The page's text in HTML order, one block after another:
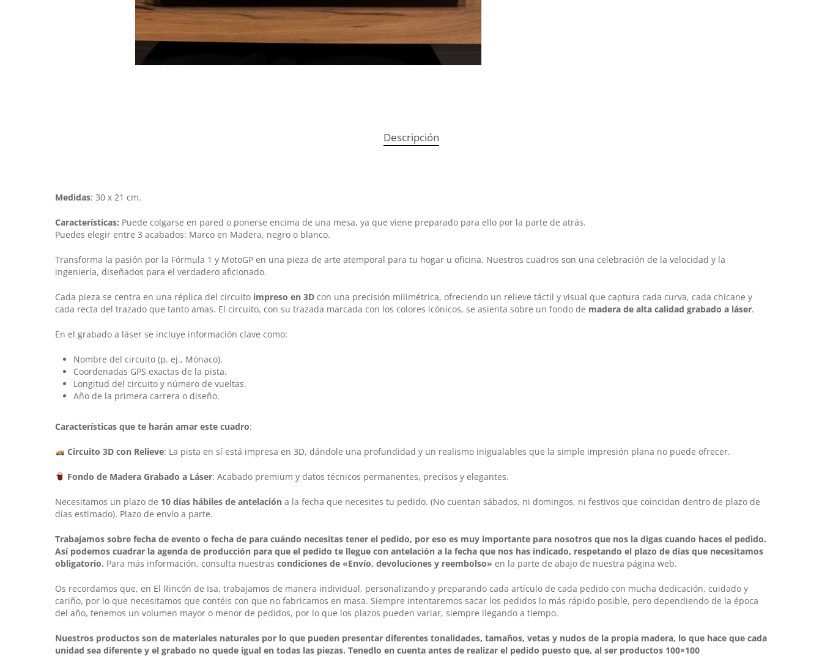
Descripción
Medidas: 30 x 21 cm.
Características: Puede colgarse en pared o ponerse encima de una mesa, ya que viene preparado para ello por la parte de atrás.
Puedes elegir entre 3 acabados: Marco en Madera, negro o blanco.
Transforma la pasión por la Fórmula 1 y MotoGP en una pieza de arte atemporal para tu hogar u oficina. Nuestros cuadros son una celebración de la velocidad y la
ingeniería, diseñados para el verdadero aficionado.
Cada pieza se centra en una réplica del circuito impreso en 3D con una precisión milimétrica, ofreciendo un relieve táctil y visual que captura cada curva, cada chicane y
cada recta del trazado que tanto amas. El circuito, con su trazada marcada con los colores icónicos, se asienta sobre un fondo de madera de alta calidad grabado a láser.
En el grabado a láser se incluye información clave como:
Nombre del circuito (p. ej., Mónaco).
Coordenadas GPS exactas de la pista.
Longitud del circuito y número de vueltas.
Año de la primera carrera o diseño.
Características que te harán amar este cuadro:
Circuito 3D con Relieve: La pista en sí está impresa en 3D, dándole una profundidad y un realismo inigualables que la simple impresión plana no puede ofrecer.
Fondo de Madera Grabado a Láser: Acabado premium y datos técnicos permanentes, precisos y elegantes.
Necesitamos un plazo de 10 días hábiles de antelación a la fecha que necesites tu pedido. (No cuentan sábados, ni domingos, ni festivos que coincidan dentro de plazo de
días estimado). Plazo de envío a parte.
Trabajamos sobre fecha de evento o fecha de para cuándo necesitas tener el pedido, por eso es muy importante para nosotros que nos la digas cuando haces el pedido.
Así podemos cuadrar la agenda de producción para que el pedido te llegue con antelación a la fecha que nos has indicado, respetando el plazo de días que necesitamos
obligatorio. Para más información, consulta nuestras condiciones de «Envío, devoluciones y reembolso» en la parte de abajo de nuestra página web.
Os recordamos que, en El Rincón de Isa, trabajamos de manera individual, personalizando y preparando cada artículo de cada pedido con mucha dedicación, cuidado y
cariño, por lo que necesitamos que contéis con que no fabricamos en masa. Siempre intentaremos sacar los pedidos lo más rápido posible, pero dependiendo de la época
del año, tenemos un volumen mayor o menor de pedidos, por lo que los plazos pueden variar, siempre llegando a tiempo.
Nuestros productos son de materiales naturales por lo que pueden presentar diferentes tonalidades, tamaños, vetas y nudos de la propia madera, lo que hace que cada
unidad sea diferente y el grabado no quede igual en todas las piezas. Tenedlo en cuenta antes de realizar el pedido puesto que, al ser productos 100×100